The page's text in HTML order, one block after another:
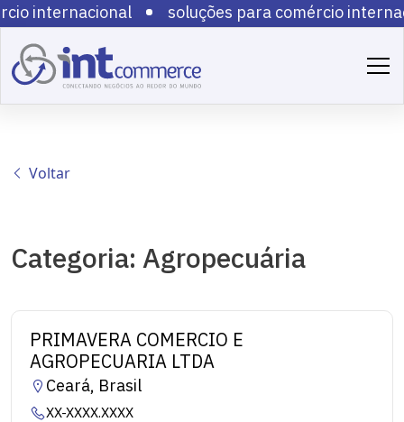
internacional
soluções para comércio
internacional
soluções para comércio
internacional
soluções para comércio
internacional
soluções para comércio
internacional
Voltar
Categoria: Agropecuária
PRIMAVERA COMERCIO E
AGROPECUARIA LTDA
Ceará, Brasil
XX-XXXX.XXXX